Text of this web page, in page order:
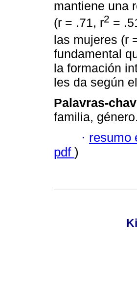
mantiene una
(r = .71, r2 =
las mujeres (r
fundamental
la formación
les da según
Palavras-
familia, género.
· resumo
pdf )